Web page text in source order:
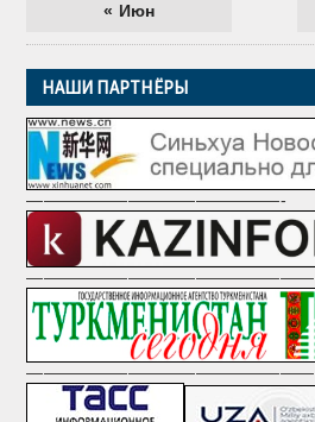
« Июн
НАШИ ПАРТНЁРЫ
———————————————-
—————————————————
—————————————————